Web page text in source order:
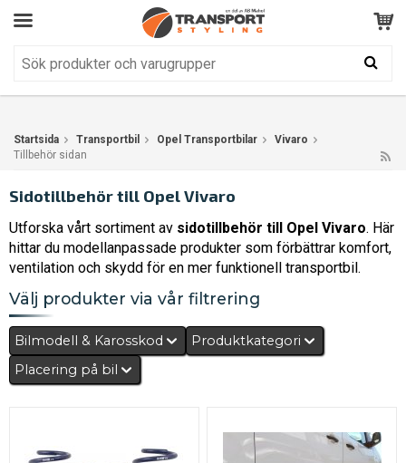
Kundservice
Startsida Transportbil Opel Transportbilar
Vivaro
Tillbehör sidan
Sidotillbehör till Opel Vivaro
Utforska vårt sortiment av sidotillbehör till Opel Vivaro. Här
hittar du modellanpassade produkter som förbättrar komfort,
ventilation och skydd för en mer funktionell transportbil.
Välj produkter via vår filtrering
Bilmodell & Karosskod
Produktkategori
Placering på bil